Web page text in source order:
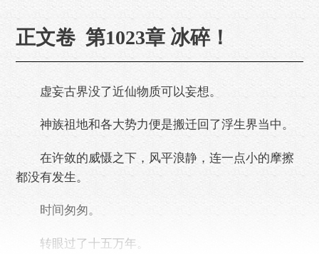
正文卷 第1023章 冰碎！
虚妄古界没了近仙物质可以妄想。
神族祖地和各大势力便是搬迁回了浮生界当中。
在许敛的威慑之下，风平浪静，连一点小的摩擦
都没有发生。
时间匆匆。
转眼过了十五万年。